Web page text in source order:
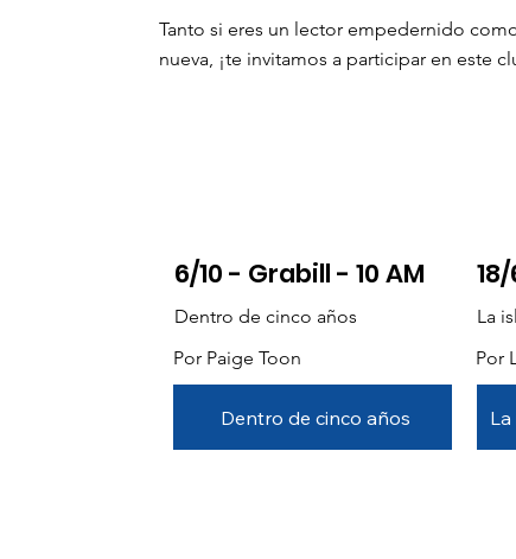
Tanto si eres un lector empedernido
nueva, ¡te invitamos a participar en este
6/10 - Grabill - 10 AM
Dentro de cinco años
Por Paige Toon
Dentro de cinco años
La
Por